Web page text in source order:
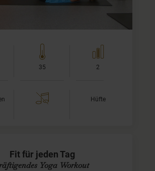
35 2
Hüfte
Fit für jeden Tag
Yoga Workout